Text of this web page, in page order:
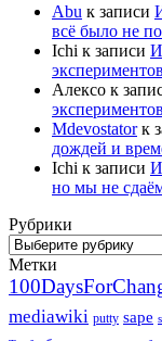
Abu к записи
всё было не
Ichi к записи
Алексо к
Mdevostatorк
дождей и
Ichi к записи
но мы не
Рубрики
Рубрики
Метки
mediawiki putty sape